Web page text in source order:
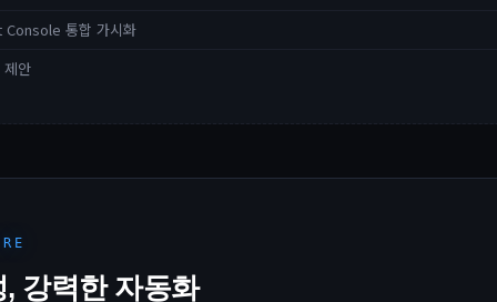
통합 가시화
제안
강력한 자동화